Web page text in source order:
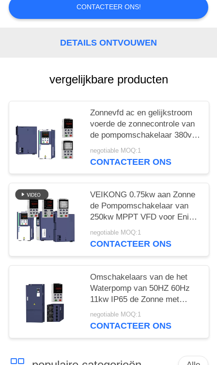
CONTACTEER ONS!
DETAILS ONTVOUWEN
vergelijkbare producten
Zonnevfd ac en gelijkstroom
voerde de zonnecontrole van
de pompomschakelaar 380v
4kw 5hp mppt in
negotiable MOQ:1
CONTACTEER ONS
VEIKONG 0.75kw aan Zonne
de Pompomschakelaar van
250kw MPPT VFD voor Enige
Fase In drie stadia
negotiable MOQ:1
CONTACTEER ONS
Omschakelaars van de het
Waterpomp van 50HZ 60Hz
11kw IP65 de Zonne met
MPPT-Controlemechanisme
negotiable MOQ:1
CONTACTEER ONS